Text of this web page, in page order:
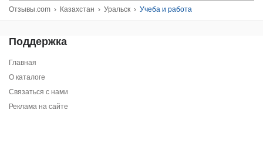
Отзывы.com › Казахстан › Уральск › Учеба и работа
Поддержка
Главная
О каталоге
Связаться с нами
Реклама на сайте